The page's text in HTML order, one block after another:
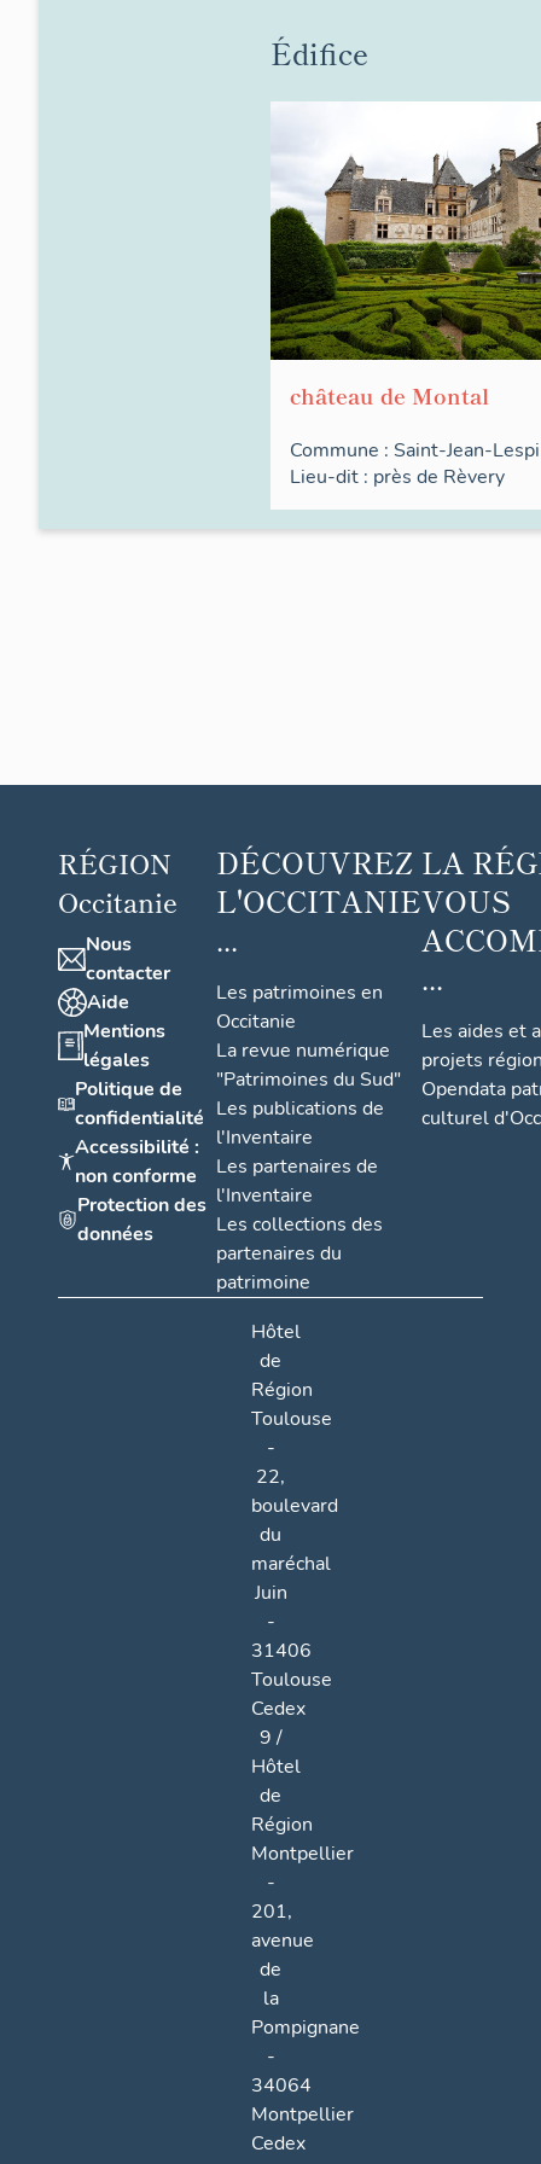
Édifice
château de Montal
Commune : Saint-Jean-
Lieu-dit : près de Rèvery
RÉGION
Occitanie
Nous
contacter
Aide
Mentions
légales
Politique de
confidentialité
Accessibilité :
non conforme
Protection des
données
DÉCOUVREZ
L'OCCITANIE
...
Les patrimoines en
Occitanie
La revue numérique
"Patrimoines du Sud"
Les publications de
l'Inventaire
Les partenaires de
l'Inventaire
Les collections des
partenaires du
patrimoine
LA
VOUS
...
Les aides et
projets
Opendata
culturel
Hôtel
de
Région
Toulouse
-
22,
boulevard
du
maréchal
Juin
-
31406
Toulouse
Cedex
9 /
Hôtel
de
Région
Montpellier
-
201,
avenue
de
la
Pompignane
-
34064
Montpellier
Cedex